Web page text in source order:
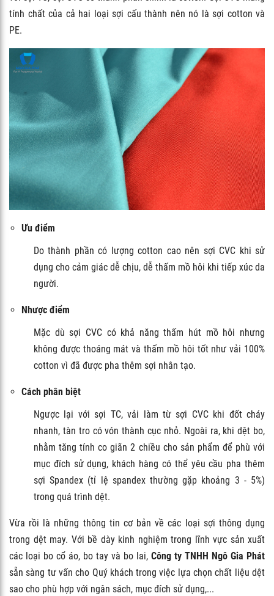
tính chất của cả hai loại sợi cấu thành nên nó là sợi cotton và
PE.
Ưu điểm
Do thành phần có lượng cotton cao nên sợi CVC khi sử
dụng cho cảm giác dễ chịu, dễ thấm mồ hôi khi tiếp xúc da
người.
Nhược điểm
Mặc dù sợi CVC có khả năng thấm hút mồ hôi nhưng
không được thoáng mát và thấm mồ hôi tốt như vải 100%
cotton vì đã được pha thêm sợi nhân tạo.
Cách phân biệt
Ngược lại với sợi TC, vải làm từ sợi CVC khi đốt cháy
nhanh, tàn tro có vón thành cục nhỏ. Ngoài ra, khi dệt bo,
nhằm tăng tính co giãn 2 chiều cho sản phẩm để phù với
mục đích sử dụng, khách hàng có thể yêu cầu pha thêm
sợi Spandex (tỉ lệ spandex thường gặp khoảng 3 - 5%)
trong quá trình dệt.
Vừa rồi là những thông tin cơ bản về các loại sợi thông dụng
trong dệt may. Với bề dày kinh nghiệm trong lĩnh vực sản xuất
các loại bo cổ áo, bo tay và bo lai, Công ty TNHH Ngô Gia Phát
sẵn sàng tư vấn cho Quý khách trong việc lựa chọn chất liệu dệt
sao cho phù hợp với ngân sách, mục đích sử dụng,...